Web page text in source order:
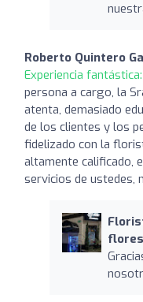
Roberto Quintero
Experiencia fantástica:
persona a cargo, la
atenta, demasiado
de los clientes y los
fidelizado con la
altamente calificado,
servicios de ustedes,
flores